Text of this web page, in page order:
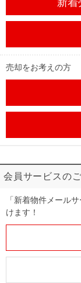
売却をお考えの方
会員サービスの
「新着物件メール
けます！